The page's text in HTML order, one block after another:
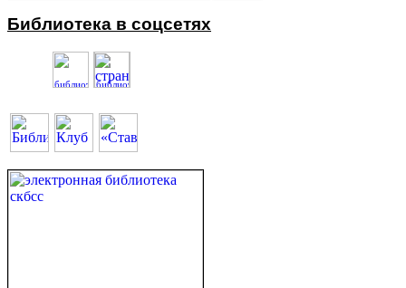
Библиотека в соцсетях